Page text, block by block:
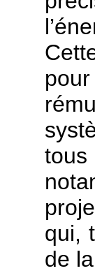
qui,
de